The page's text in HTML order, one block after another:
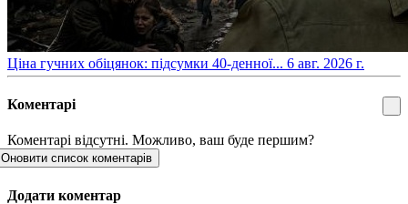
​Ціна гучних обіцянок: підсумки 40-денної... 6 авг. 2026 г.
Коментарі
Коментарі відсутні. Можливо, ваш буде першим?
Оновити список коментарів
Додати коментар